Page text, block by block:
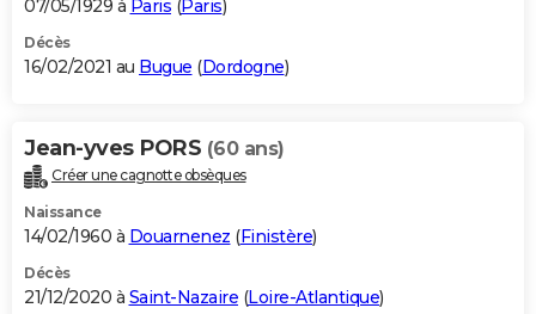
07/05/1929 à Paris (Paris)
Décès
16/02/2021 au Bugue (Dordogne)
Jean-yves PORS (60 ans)
Créer une cagnotte obsèques
Naissance
14/02/1960 à Douarnenez (Finistère)
Décès
21/12/2020 à Saint-Nazaire (Loire-Atlantique)